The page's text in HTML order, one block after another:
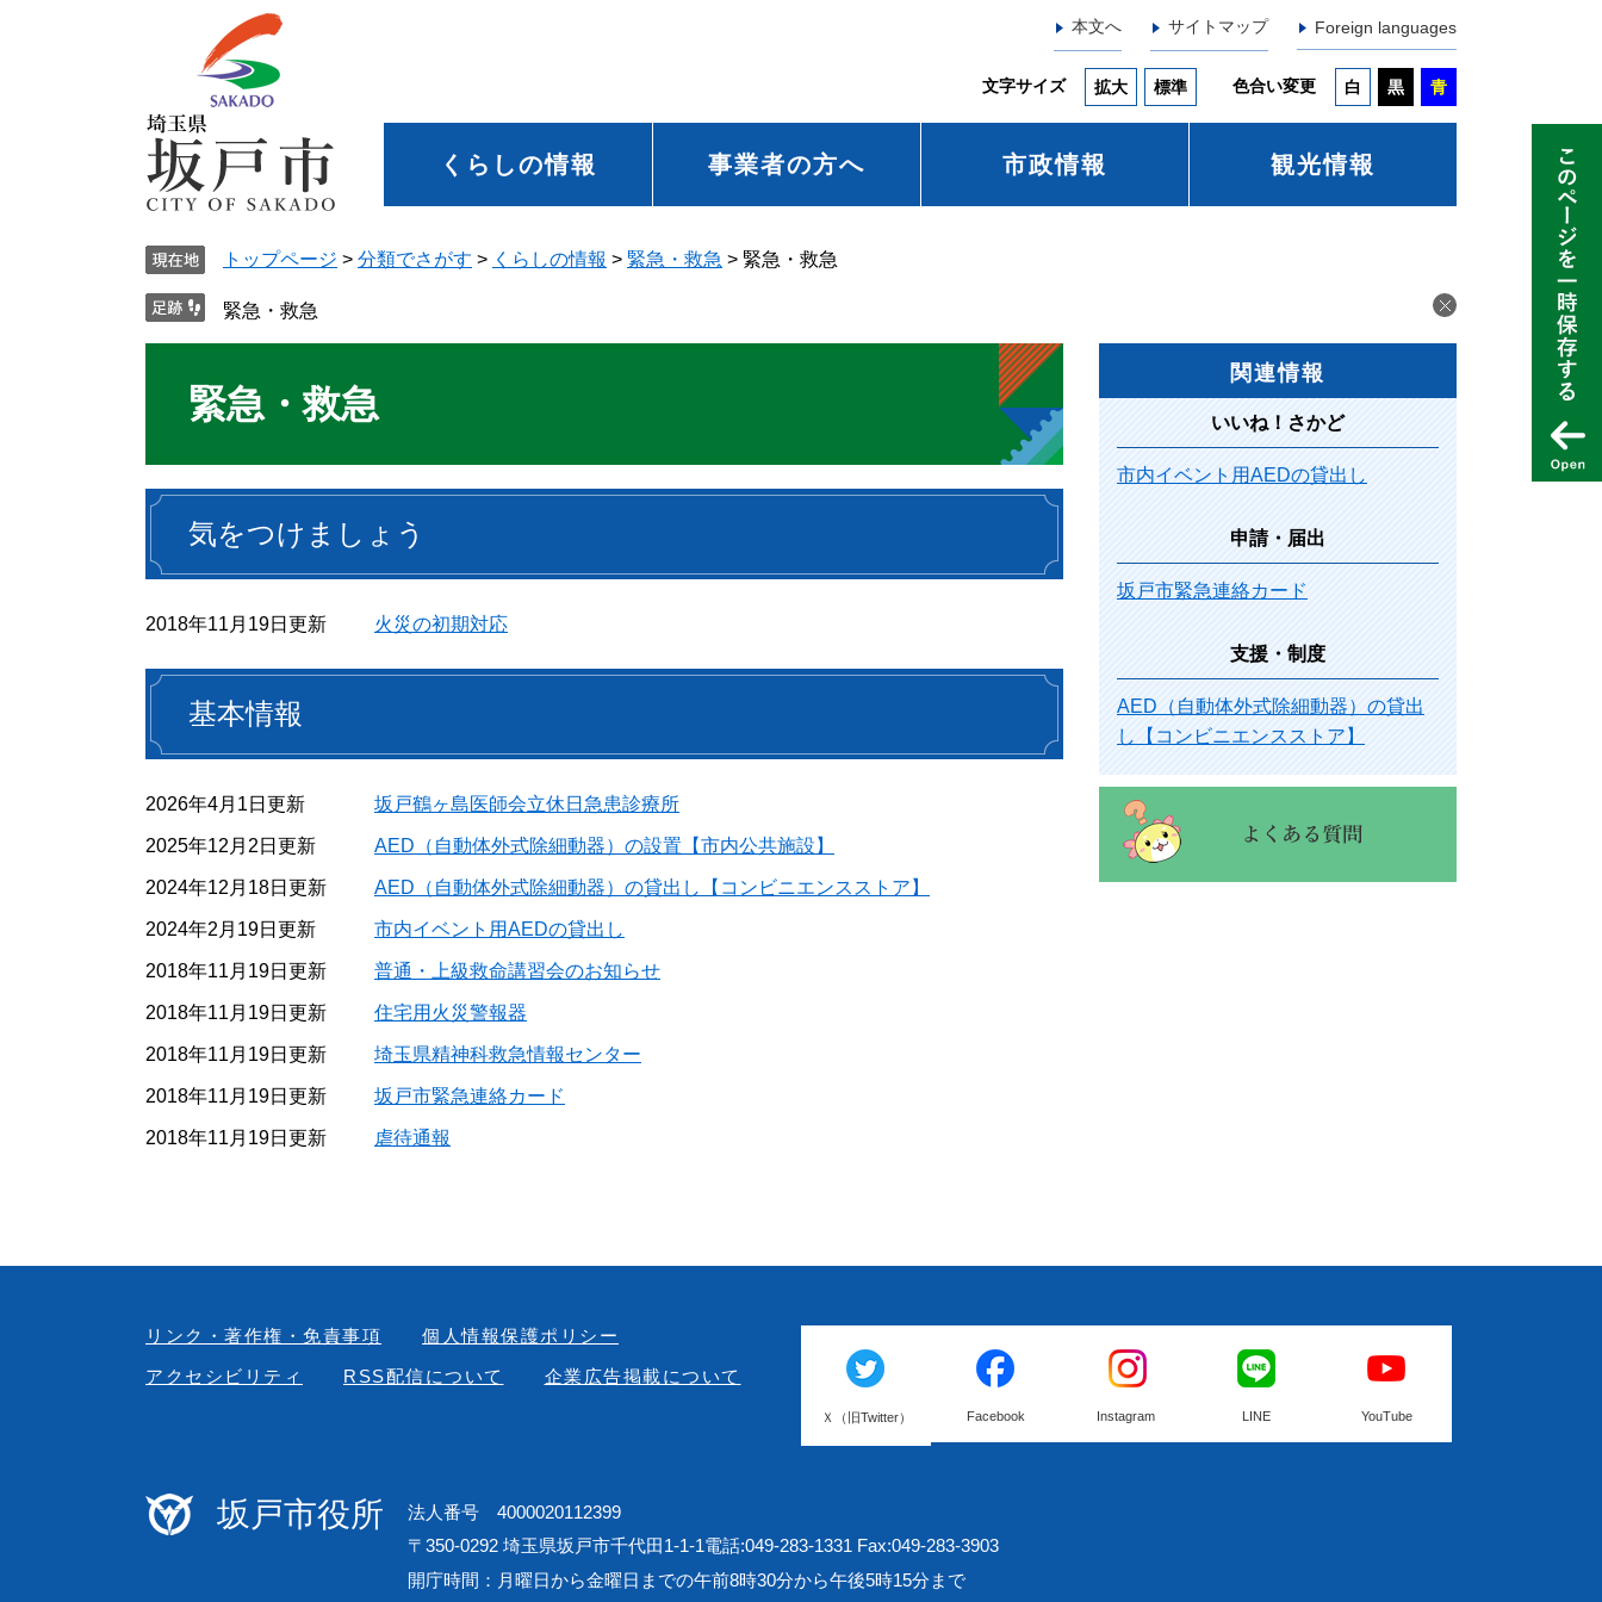
本文へ サイトマップ Foreign languages
文字サイズ 拡大 標準 色合い変更 白 黒 青
くらしの情報 事業者の方へ 市政情報 観光情報
トップページ > 分類でさがす > くらしの情報 > 緊急・救急 > 緊急・救急
緊急・救急
緊急・救急
気をつけましょう
2018年11月19日更新 火災の初期対応
基本情報
2026年4月1日更新 坂戸鶴ヶ島医師会立休日急患診療所
2025年12月2日更新 AED（自動体外式除細動器）の設置【市内公共施設】
2024年12月18日更新 AED（自動体外式除細動器）の貸出し【コンビニエンスストア】
2024年2月19日更新 市内イベント用AEDの貸出し
2018年11月19日更新 普通・上級救命講習会のお知らせ
2018年11月19日更新 住宅用火災警報器
2018年11月19日更新 埼玉県精神科救急情報センター
2018年11月19日更新 坂戸市緊急連絡カード
2018年11月19日更新 虐待通報
関連情報
いいね！さかど
市内イベント用AEDの貸出し
申請・届出
坂戸市緊急連絡カード
支援・制度
AED（自動体外式除細動器）の貸出
し【コンビニエンスストア】
リンク・著作権・免責事項
個人情報保護ポリシー
アクセシビリティ
RSS配信について 企業広告掲載について
Ｘ（旧Twitter） Facebook Instagram LINE YouTube
坂戸市役所
法人番号 4000020112399
〒350-0292 埼玉県坂戸市千代田1-1-1電話:049-283-1331 Fax:049-283-3903
開庁時間：月曜日から金曜日までの午前8時30分から午後5時15分まで